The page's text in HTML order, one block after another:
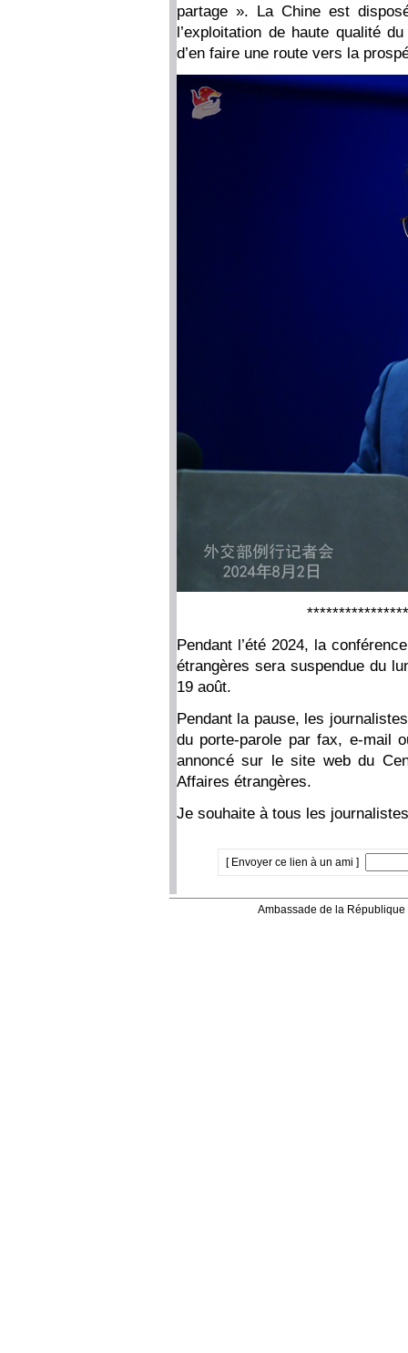
partage ». La Chine est
l’exploitation de haute qualité
d’en faire une route vers la
Pendant l’été 2024, la
étrangères sera suspendue du
19 août.
Pendant la pause, les
du porte-parole par fax, e-mail
annoncé sur le site web du
Affaires étrangères.
Je souhaite à tous les
[ Envoyer ce lien à un ami ]
Ambassade de la